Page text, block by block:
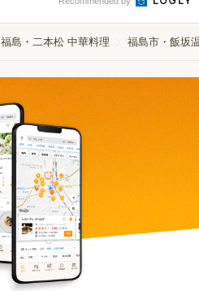
福島・二本松 中華料理 福島市・飯坂